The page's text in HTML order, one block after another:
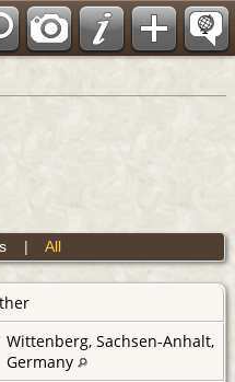
| All
Wittenberg, Sachsen-Anhalt,
Germany